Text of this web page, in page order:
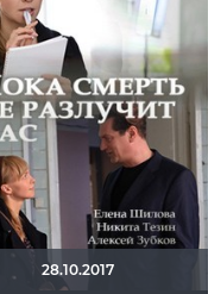
28.10.2017